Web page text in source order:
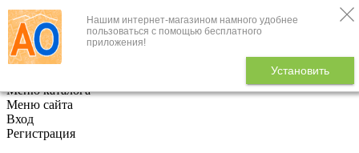
Нашим интернет-магазином намного удобнее
пользоваться с помощью бесплатного
приложения!
Установить
+7 (495) 646-888-1
В корзине
Меню каталога
Меню сайта
Вход
Регистрация